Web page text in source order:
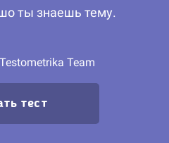
ты знаешь тему.
Testometrika Team
тест